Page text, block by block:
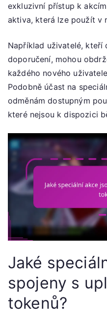
exkluzivní přístup k
aktiva, která lze použít v
Například uživatelé, kteří
doporučení, mohou
každého nového
Podobně účast na
odměnám dostupným
které nejsou k dispozici
Jaké
spojeny s
tokenů?